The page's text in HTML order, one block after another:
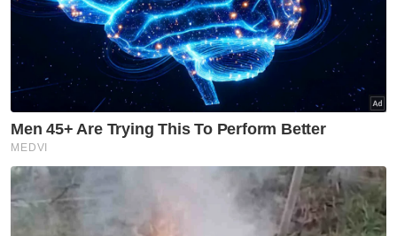
terdiri daripada pengusaha kecil. Menjadi
tanggungjawab Jabatan Perikanan dan (PTD)
agar industri ini terus berkembang dan
meningkatkan ekonomi negara," katanya.
Muat turun aplikasi Sinar Harian. Klik di sini!
Kerang